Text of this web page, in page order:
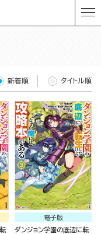
新着順 タイトル順
電子版
ダンジョン学園の底辺に転